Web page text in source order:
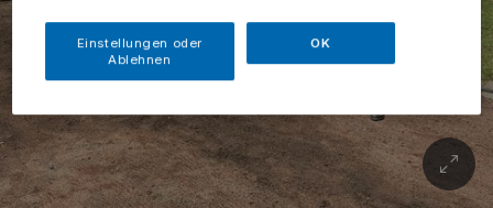
Einstellungen oder
Ablehnen
OK